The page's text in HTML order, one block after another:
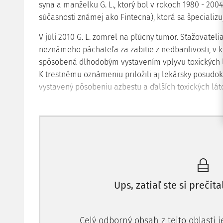
syna a manželku G. L., ktorý bol v rokoch 1980 -
súčasnosti známej ako Fintecna), ktorá sa
V júli 2010 G. L. zomrel na pľúcny tumor.
neznámeho páchateľa za zabitie z nedbanlivosti, v
spôsobená dlhodobým vystavením vplyvu
K trestnému oznámeniu priložili aj lekársky
vystavený pôsobeniu azbestu a ďalších toxických
Ups, zatiaľ ste si
Celý odborný obsah z tejto oblasti